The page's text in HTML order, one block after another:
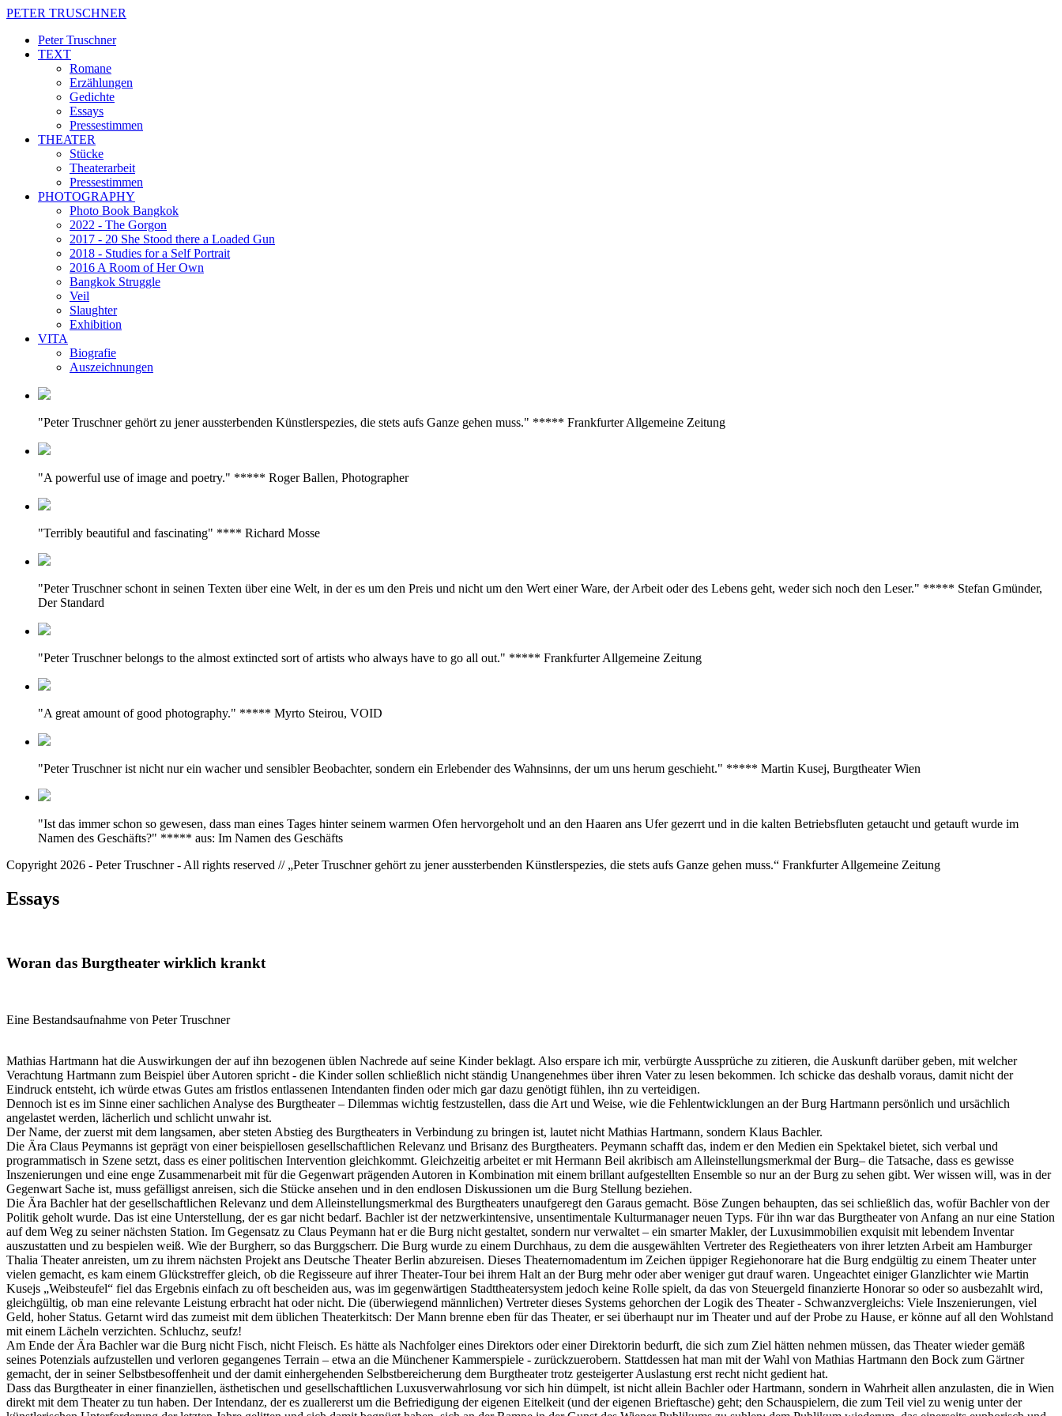
PETER TRUSCHNER
Peter Truschner
TEXT
Romane
Erzählungen
Gedichte
Essays
Pressestimmen
THEATER
Stücke
Theaterarbeit
Pressestimmen
PHOTOGRAPHY
Photo Book Bangkok
2022 - The Gorgon
2017 - 20 She Stood there a Loaded Gun
2018 - Studies for a Self Portrait
2016 A Room of Her Own
Bangkok Struggle
Veil
Slaughter
Exhibition
VITA
Biografie
Auszeichnungen
"Peter Truschner gehört zu jener aussterbenden Künstlerspezies, die stets aufs Ganze gehen muss." ***** Frankfurter Allgemeine Zeitung
"A powerful use of image and poetry." ***** Roger Ballen, Photographer
"Terribly beautiful and fascinating" **** Richard Mosse
"Peter Truschner schont in seinen Texten über eine Welt, in der es um den Preis und nicht um den Wert einer Ware, der Arbeit oder des Lebens geht, weder sich noch den Leser." ***** Stefan Gmünder,
Der Standard
"Peter Truschner belongs to the almost extincted sort of artists who always have to go all out." ***** Frankfurter Allgemeine Zeitung
"A great amount of good photography." ***** Myrto Steirou, VOID
"Peter Truschner ist nicht nur ein wacher und sensibler Beobachter, sondern ein Erlebender des Wahnsinns, der um uns herum geschieht." ***** Martin Kusej, Burgtheater Wien
"Ist das immer schon so gewesen, dass man eines Tages hinter seinem warmen Ofen hervorgeholt und an den Haaren ans Ufer gezerrt und in die kalten Betriebsfluten getaucht und getauft wurde im
Namen des Geschäfts?" ***** aus: Im Namen des Geschäfts
Copyright 2026 - Peter Truschner - All rights reserved // „Peter Truschner gehört zu jener aussterbenden Künstlerspezies, die stets aufs Ganze gehen muss.“ Frankfurter Allgemeine Zeitung
Essays
Woran das Burgtheater wirklich krankt
Eine Bestandsaufnahme von Peter Truschner
Mathias Hartmann hat die Auswirkungen der auf ihn bezogenen üblen Nachrede auf seine Kinder beklagt. Also erspare ich mir, verbürgte Aussprüche zu zitieren, die Auskunft darüber geben, mit welcher
Verachtung Hartmann zum Beispiel über Autoren spricht - die Kinder sollen schließlich nicht ständig Unangenehmes über ihren Vater zu lesen bekommen. Ich schicke das deshalb voraus, damit nicht der
Eindruck entsteht, ich würde etwas Gutes am fristlos entlassenen Intendanten finden oder mich gar dazu genötigt fühlen, ihn zu verteidigen.
Dennoch ist es im Sinne einer sachlichen Analyse des Burgtheater – Dilemmas wichtig festzustellen, dass die Art und Weise, wie die Fehlentwicklungen an der Burg Hartmann persönlich und ursächlich
angelastet werden, lächerlich und schlicht unwahr ist.
Der Name, der zuerst mit dem langsamen, aber steten Abstieg des Burgtheaters in Verbindung zu bringen ist, lautet nicht Mathias Hartmann, sondern Klaus Bachler.
Die Ära Claus Peymanns ist geprägt von einer beispiellosen gesellschaftlichen Relevanz und Brisanz des Burgtheaters. Peymann schafft das, indem er den Medien ein Spektakel bietet, sich verbal und
programmatisch in Szene setzt, dass es einer politischen Intervention gleichkommt. Gleichzeitig arbeitet er mit Hermann Beil akribisch am Alleinstellungsmerkmal der Burg– die Tatsache, dass es gewisse
Inszenierungen und eine enge Zusammenarbeit mit für die Gegenwart prägenden Autoren in Kombination mit einem brillant aufgestellten Ensemble so nur an der Burg zu sehen gibt. Wer wissen will, was in der
Gegenwart Sache ist, muss gefälligst anreisen, sich die Stücke ansehen und in den endlosen Diskussionen um die Burg Stellung beziehen.
Die Ära Bachler hat der gesellschaftlichen Relevanz und dem Alleinstellungsmerkmal des Burgtheaters unaufgeregt den Garaus gemacht. Böse Zungen behaupten, das sei schließlich das, wofür Bachler von der
Politik geholt wurde. Das ist eine Unterstellung, der es gar nicht bedarf. Bachler ist der netzwerkintensive, unsentimentale Kulturmanager neuen Typs. Für ihn war das Burgtheater von Anfang an nur eine Station
auf dem Weg zu seiner nächsten Station. Im Gegensatz zu Claus Peymann hat er die Burg nicht gestaltet, sondern nur verwaltet – ein smarter Makler, der Luxusimmobilien exquisit mit lebendem Inventar
auszustatten und zu bespielen weiß. Wie der Burgherr, so das Burggscherr. Die Burg wurde zu einem Durchhaus, zu dem die ausgewählten Vertreter des Regietheaters von ihrer letzten Arbeit am Hamburger
Thalia Theater anreisten, um zu ihrem nächsten Projekt ans Deutsche Theater Berlin abzureisen. Dieses Theaternomadentum im Zeichen üppiger Regiehonorare hat die Burg endgültig zu einem Theater unter
vielen gemacht, es kam einem Glückstreffer gleich, ob die Regisseure auf ihrer Theater-Tour bei ihrem Halt an der Burg mehr oder aber weniger gut drauf waren. Ungeachtet einiger Glanzlichter wie Martin
Kusejs „Weibsteufel“ fiel das Ergebnis einfach zu oft bescheiden aus, was im gegenwärtigen Stadttheatersystem jedoch keine Rolle spielt, da das von Steuergeld finanzierte Honorar so oder so ausbezahlt wird,
gleichgültig, ob man eine relevante Leistung erbracht hat oder nicht. Die (überwiegend männlichen) Vertreter dieses Systems gehorchen der Logik des Theater - Schwanzvergleichs: Viele Inszenierungen, viel
Geld, hoher Status. Getarnt wird das zumeist mit dem üblichen Theaterkitsch: Der Mann brenne eben für das Theater, er sei überhaupt nur im Theater und auf der Probe zu Hause, er könne auf all den Wohlstand
mit einem Lächeln verzichten. Schluchz, seufz!
Am Ende der Ära Bachler war die Burg nicht Fisch, nicht Fleisch. Es hätte als Nachfolger eines Direktors oder einer Direktorin bedurft, die sich zum Ziel hätten nehmen müssen, das Theater wieder gemäß
seines Potenzials aufzustellen und verloren gegangenes Terrain – etwa an die Münchener Kammerspiele - zurückzuerobern. Stattdessen hat man mit der Wahl von Mathias Hartmann den Bock zum Gärtner
gemacht, der in seiner Selbstbesoffenheit und der damit einhergehenden Selbstbereicherung dem Burgtheater trotz gesteigerter Auslastung erst recht nicht gedient hat.
Dass das Burgtheater in einer finanziellen, ästhetischen und gesellschaftlichen Luxusverwahrlosung vor sich hin dümpelt, ist nicht allein Bachler oder Hartmann, sondern in Wahrheit allen anzulasten, die in Wien
direkt mit dem Theater zu tun haben. Der Intendanz, der es zuallererst um die Befriedigung der eigenen Eitelkeit (und der eigenen Brieftasche) geht; den Schauspielern, die zum Teil viel zu wenig unter der